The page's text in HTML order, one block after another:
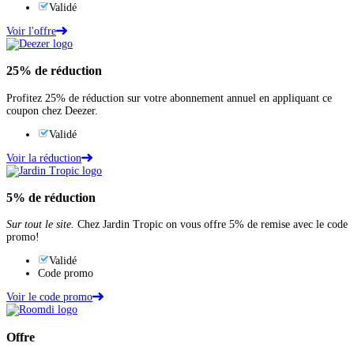
Validé
Voir l'offre
25% de réduction
Profitez 25% de réduction sur votre abonnement annuel en appliquant ce
coupon chez Deezer.
Validé
Voir la réduction
5% de réduction
Sur tout le site. Chez Jardin Tropic on vous offre 5% de remise avec le code
promo!
Validé
Code promo
Voir le code promo
Offre